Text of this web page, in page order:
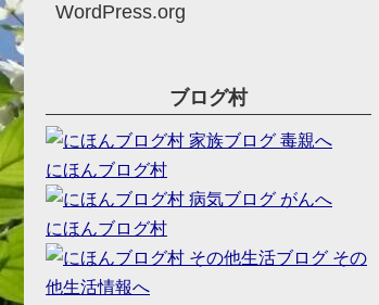
WordPress.org
ブログ村
にほんブログ村
にほんブログ村